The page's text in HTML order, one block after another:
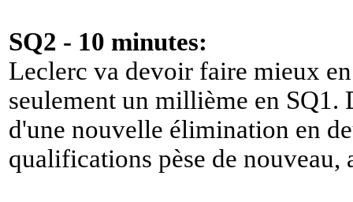
SQ2 - 10 minutes:
Leclerc va devoir faire mieux
seulement un millième en SQ1.
d'une nouvelle élimination en
qualifications pèse de nouveau,